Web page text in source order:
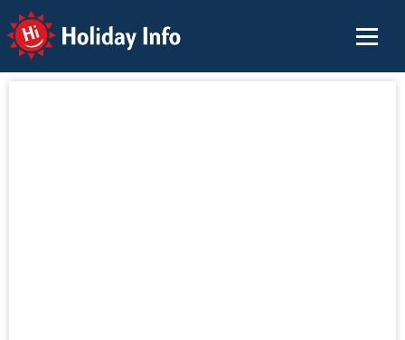
Holiday Info